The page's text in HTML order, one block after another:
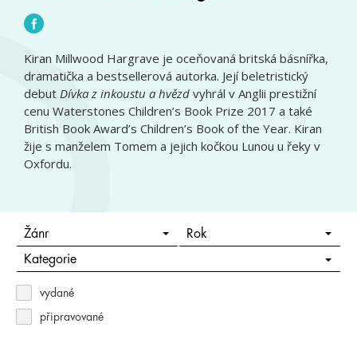
Kiran Millwood Hargrave je oceňovaná britská básnířka,
dramatička a bestsellerová autorka. Její beletristický
debut Dívka z inkoustu a hvězd vyhrál v Anglii prestižní
cenu Waterstones Children’s Book Prize 2017 a také
British Book Award’s Children’s Book of the Year. Kiran
žije s manželem Tomem a jejich kočkou Lunou u řeky v
Oxfordu.
Žánr Rok
Kategorie
vydané
připravované